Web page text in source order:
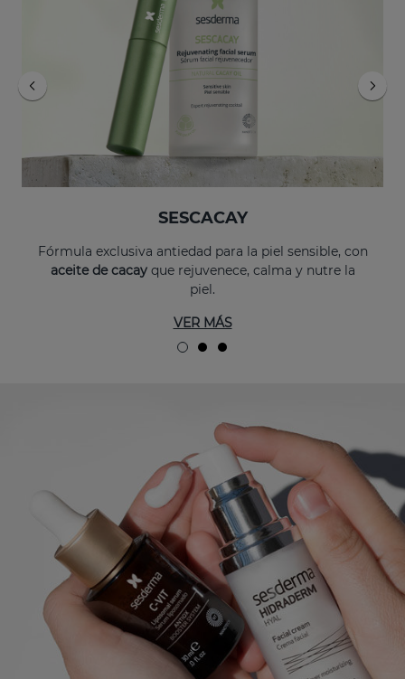
Añadir
SESCACAY Sérum Fortificante De Uñas
22.95 €
SESCACAY
Fórmula exclusiva antiedad para la piel sensible, con
aceite de cacay que rejuvenece, calma y nutre la
piel.
VER MÁS